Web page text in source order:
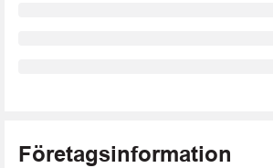
Företagsinformation